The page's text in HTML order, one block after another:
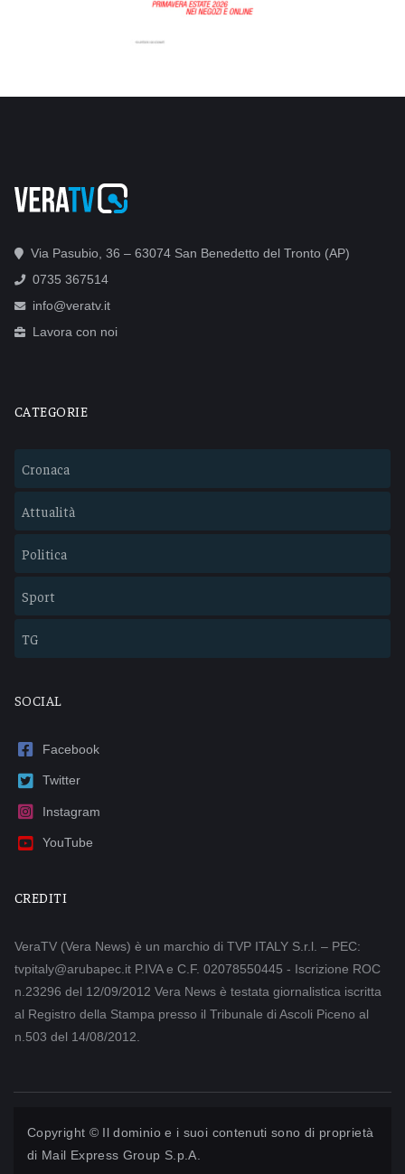
Via Pasubio, 36 – 63074 San Benedetto del Tronto (AP)
0735 367514
info@veratv.it
Lavora con noi
CATEGORIE
Cronaca
Attualità
Politica
Sport
TG
SOCIAL
Facebook
Twitter
Instagram
YouTube
CREDITI
VeraTV (Vera News) è un marchio di TVP ITALY S.r.l. – PEC:
tvpitaly@arubapec.it P.IVA e C.F. 02078550445 - Iscrizione ROC
n.23296 del 12/09/2012 Vera News è testata giornalistica iscritta
al Registro della Stampa presso il Tribunale di Ascoli Piceno al
n.503 del 14/08/2012.
Copyright © Il dominio e i suoi contenuti sono di proprietà
di Mail Express Group S.p.A.